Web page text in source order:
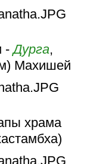
-Дурга,
Махишей
храма